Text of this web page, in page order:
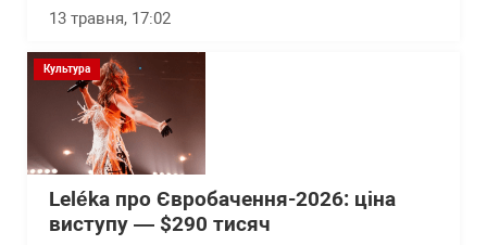
13 травня, 17:02
Культура
Leléka про Євробачення-2026: ціна
виступу — $290 тисяч